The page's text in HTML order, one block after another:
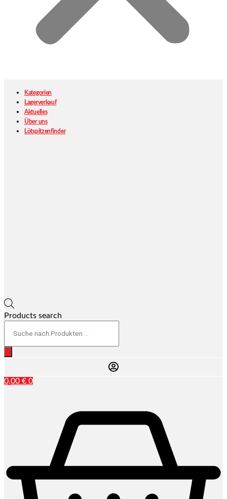
Kategorien
Lagerverkauf
Aktuelles
Über uns
Lötspitzenfinder
Products search
0,00 € 0